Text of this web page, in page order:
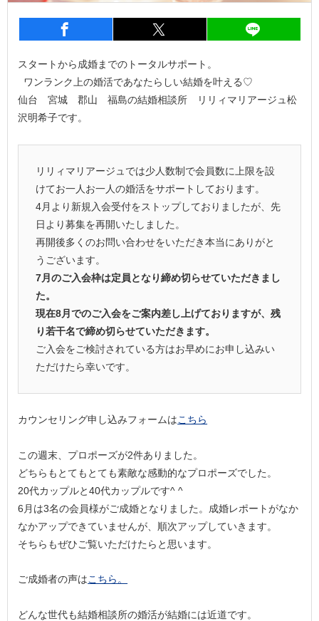
シェア シェア
スタートから成婚までのトータルサポート。
ワンランク上の婚活であなたらしい結婚を叶える♡
仙台 宮城 郡山 福島の結婚相談所 リリィマリアージュ松
沢明希子です。
リリィマリアージュでは少人数制で会員数に上限を設
けてお一人お一人の婚活をサポートしております。
4月より新規入会受付をストップしておりましたが、先
日より募集を再開いたしました。
再開後多くのお問い合わせをいただき本当にありがと
うございます。
7月のご入会枠は定員となり締め切らせていただきまし
た。
現在8月でのご入会をご案内差し上げておりますが、残
り若干名で締め切らせていただきます。
ご入会をご検討されている方はお早めにお申し込みい
ただけたら幸いです。
カウンセリング申し込みフォームはこちら
この週末、プロポーズが2件ありました。
どちらもとてもとても素敵な感動的なプロポーズでした。
20代カップルと40代カップルです^ ^
6月は3名の会員様がご成婚となりました。成婚レポートがなか
なかアップできていませんが、順次アップしていきます。
そちらもぜひご覧いただけたらと思います。
ご成婚者の声はこちら。
どんな世代も結婚相談所の婚活が結婚には近道です。